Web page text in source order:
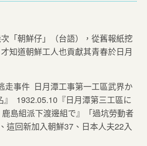
「朝鮮仔」（台語），從舊報紙挖
知道朝鮮工人也貢獻其青春於日月
走事件 日月潭工事第一工區武界か
1932.05.10『日月潭第三工區に
島組派下渡邊組で』「過坑勞動者
這回新加入朝鮮37、日本人夫22入